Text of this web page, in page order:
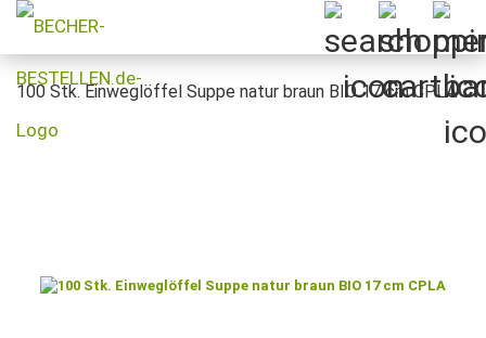
100 Stk. Einweglöffel Suppe natur braun BIO 17 cm CPLA